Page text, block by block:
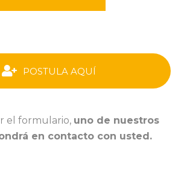
POSTULA AQUÍ
el formulario, uno de nuestros
en contacto con usted.